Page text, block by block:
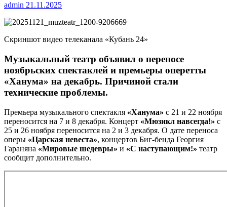
admin 21.11.2025
Скриншот видео телеканала «Кубань 24»
Музыкальный театр объявил о переносе
ноябрьских спектаклей и премьеры оперетты
«Ханума» на декабрь. Причиной стали
технические проблемы.
Премьера музыкального спектакля «Ханума» с 21 и 22 ноября
переносится на 7 и 8 декабря. Концерт «Мюзикл навсегда!» с
25 и 26 ноября переносится на 2 и 3 декабря. О дате переноса
оперы «Царская невеста», концертов Биг-бенда Георгия
Гараняна «Мировые шедевры» и «С наступающим!» театр
сообщит дополнительно.